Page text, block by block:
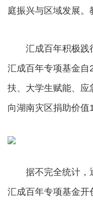
庭振兴与区域发展
汇成百年积极践行
汇成百年专项基金自
扶、大学生赋能、应
向湖南灾区捐助价
据不完全统计，通
汇成百年专项基金开